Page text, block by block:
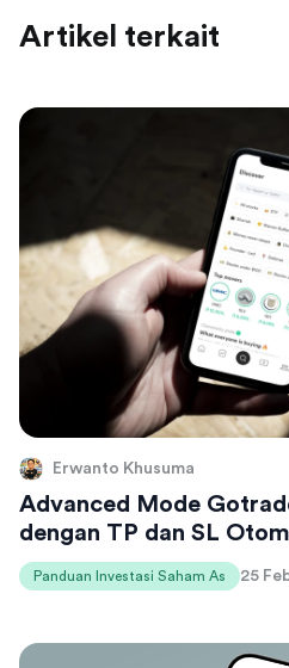
Artikel terkait
Erwanto Khusuma
Advanced Mode
dengan TP dan SL
Panduan Investasi Saham As 25